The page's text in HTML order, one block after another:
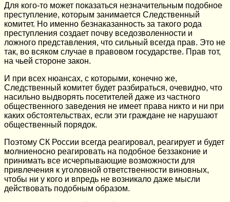
Для кого-то может показаться незначительным подобное
преступление, которым занимается Следственный
комитет. Но именно безнаказанность за такого рода
преступления создает почву вседозволенности и
ложного представления, что сильный всегда прав. Это не
так, во всяком случае в правовом государстве. Прав тот,
на чьей стороне закон.
И при всех нюансах, с которыми, конечно же,
Следственный комитет будет разбираться, очевидно, что
насильно выдворять посетителей даже из частного
общественного заведения не имеет права никто и ни при
каких обстоятельствах, если эти граждане не нарушают
общественный порядок.
Поэтому СК России всегда реагировал, реагирует и будет
молниеносно реагировать на подобное беззаконие и
принимать все исчерпывающие возможности для
привлечения к уголовной ответственности виновных,
чтобы ни у кого и впредь не возникало даже мысли
действовать подобным образом.